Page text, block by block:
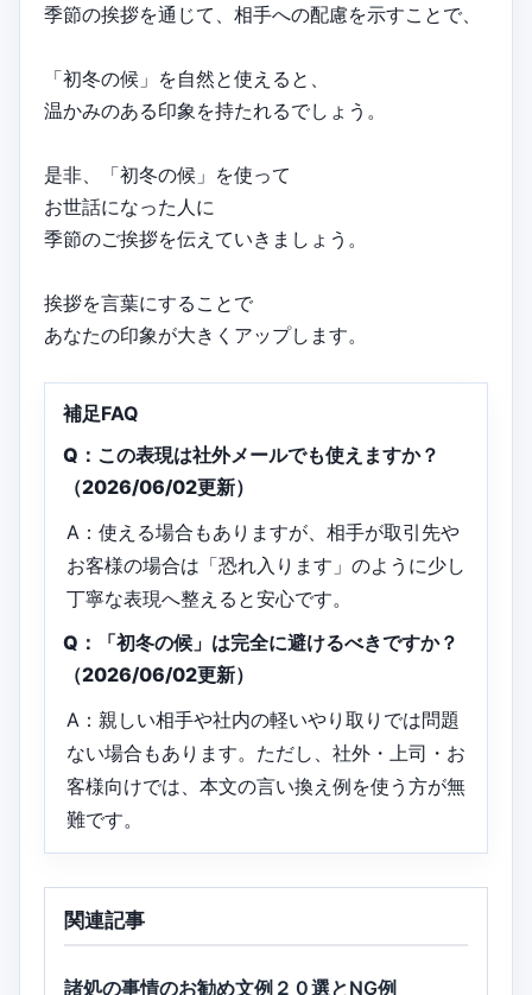
季節の挨拶を通じて、相手への配慮を示すことで、
「初冬の候」を自然と使えると、
温かみのある印象を持たれるでしょう。
是非、「初冬の候」を使って
お世話になった人に
季節のご挨拶を伝えていきましょう。
挨拶を言葉にすることで
あなたの印象が大きくアップします。
補足FAQ
Q：この表現は社外メールでも使えますか？
（2026/06/02更新）
A：使える場合もありますが、相手が取引先や
お客様の場合は「恐れ入ります」のように少し
丁寧な表現へ整えると安心です。
Q：「初冬の候」は完全に避けるべきですか？
（2026/06/02更新）
A：親しい相手や社内の軽いやり取りでは問題
ない場合もあります。ただし、社外・上司・お
客様向けでは、本文の言い換え例を使う方が無
難です。
関連記事
諸処の事情のお勧め文例２０選とNG例